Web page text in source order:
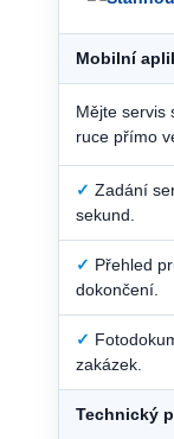
Mobilní
Mějte servis
ruce přímo
✓ Zadání
sekund.
✓ Přehled
dokončení.
✓
zakázek.
Technický